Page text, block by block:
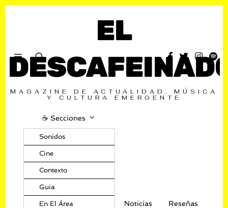
EL
MAGAZINE DE ACTUALIDAD, MÚSICA
Y CULTURA EMERGENTE
☕️ Secciones
Sonidos
Cine
Contexto
Guía
En El Área Noticias Reseñas